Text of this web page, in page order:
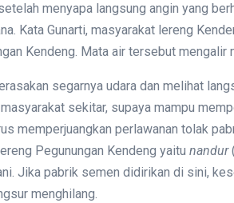
menyapa langsung angin yang
Kata Gunarti, masyarakat lereng
Kendeng. Mata air tersebut mengalir
segarnya udara dan melihat
sekitar, supaya mampu
memperjuangkan perlawanan tolak
Pegunungan Kendeng yaitu nandur
Jika pabrik semen didirikan di sini,
menghilang.